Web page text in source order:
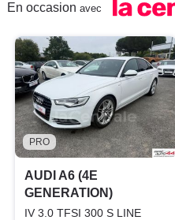
En occasion avec
PRO
AUDI A6 (4E
GENERATION)
IV 3.0 TFSI 300 S LINE